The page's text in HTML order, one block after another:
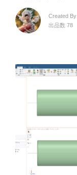
Created By
出品数 78